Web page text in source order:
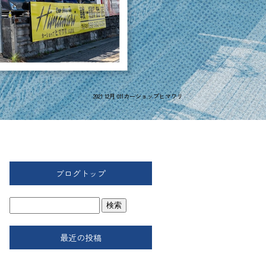
2021 12月 01|カーショップヒマワリ
ブログトップ
最近の投稿